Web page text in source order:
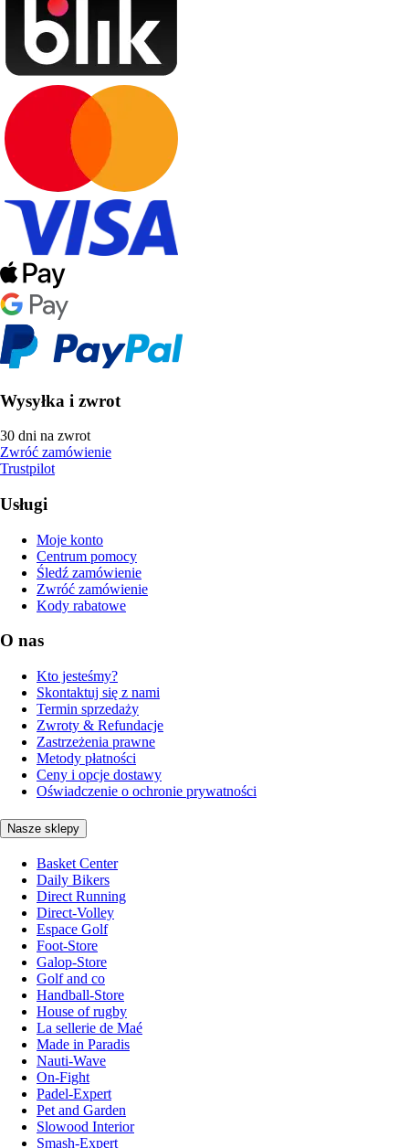
Wysyłka i zwrot
30 dni na zwrot
Zwróć zamówienie
Trustpilot
Usługi
Moje konto
Centrum pomocy
Śledź zamówienie
Zwróć zamówienie
Kody rabatowe
O nas
Kto jesteśmy?
Skontaktuj się z nami
Termin sprzedaży
Zwroty & Refundacje
Zastrzeżenia prawne
Metody płatności
Ceny i opcje dostawy
Oświadczenie o ochronie prywatności
Nasze sklepy
Basket Center
Daily Bikers
Direct Running
Direct-Volley
Espace Golf
Foot-Store
Galop-Store
Golf and co
Handball-Store
House of rugby
La sellerie de Maé
Made in Paradis
Nauti-Wave
On-Fight
Padel-Expert
Pet and Garden
Slowood Interior
Smash-Expert